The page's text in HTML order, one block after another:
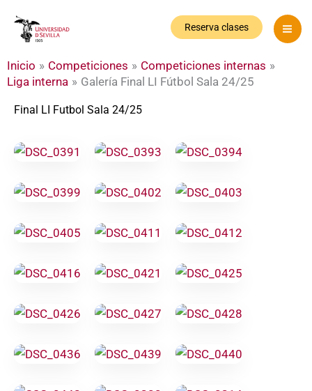
Reserva clases
Inicio Competiciones
Competiciones internas
Liga interna
Galería Final LI Fútbol Sala 24/25
Final LI Futbol Sala 24/25